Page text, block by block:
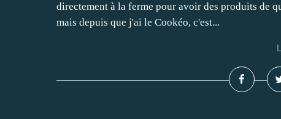
directement à la ferme pour avoir des produits de
mais depuis que j'ai le Cookéo, c'est...